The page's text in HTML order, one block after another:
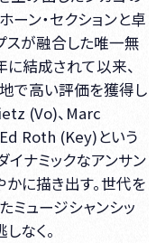
ーン・セクションと卓
スが融合した唯一無
結成されて以来、
で高い評価を獲得し
(Vo)、Marc
Roth (Key)という
イナミックなアンサン
かに描き出す。世代を
ミュージシャンシッ
なく。